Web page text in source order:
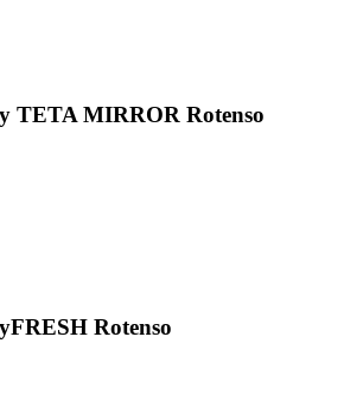
TETA MIRROR Rotenso
Rotenso